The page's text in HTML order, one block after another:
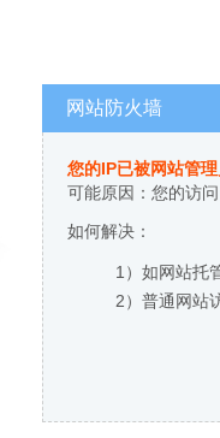
网站防火墙
您的IP已被网站管
可能原因：您的访
如何解决：
1）如网站托
2）普通网站